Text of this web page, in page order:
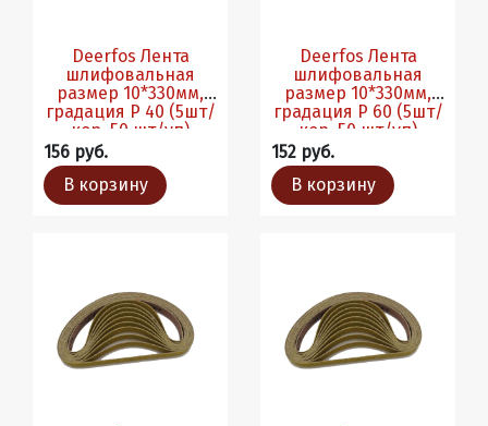
Deerfos Лента
шлифовальная
размер 10*330мм,
градация Р 40 (5шт/
кор, 50 шт/уп)
156 руб.
В корзину
Deerfos Лента
шлифовальная
размер 10*330мм,
градация Р 60 (5шт/
кор, 50 шт/уп)
152 руб.
В корзину